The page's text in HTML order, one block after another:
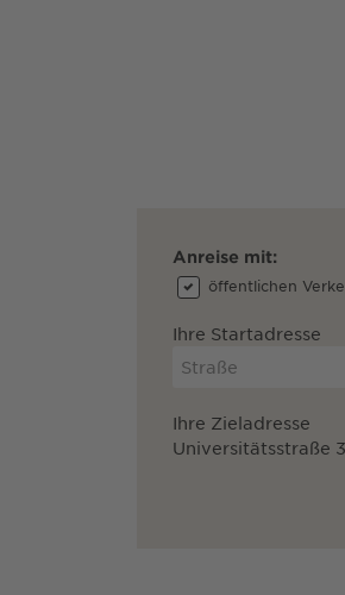
Anreise mit:
öffentlichen
Ihre Startadresse
Ihre Zieladresse
Universitätsstraße